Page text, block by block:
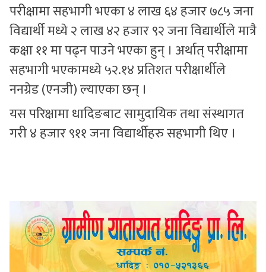
परीक्षामा सहभागी भएका ४ लाख ६४ हजार ७८५ जना
विद्यार्थी मध्ये २ लाख ४२ हजार ९२ जना विद्यार्थीले मात्रै
कक्षा ११ मा पढ्न पाउने भएका हुन् । अर्थात् परीक्षामा
सहभागी भएकामध्ये ५२.१४ प्रतिशत परीक्षार्थीले
ननग्रेड (एनजी) ल्याएका छन् ।
यस परिक्षामा धादिङबाट सामुदायिक तथा संस्थागत
गरी ४ हजार ९११ जना विद्यार्थीहरु सहभागी थिए ।